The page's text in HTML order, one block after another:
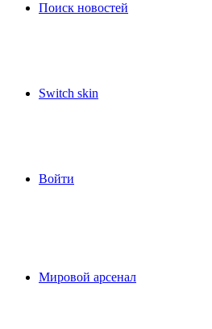
Поиск новостей
Switch skin
Войти
Мировой арсенал